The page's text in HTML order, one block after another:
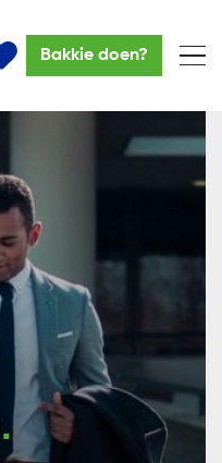
Bakkie doen?